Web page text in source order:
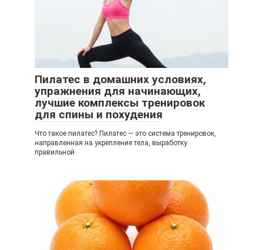
Пилатес в домашних условиях,
упражнения для начинающих,
лучшие комплексы тренировок
для спины и похудения
Что такое пилатес? Пилатес — это система тренировок,
направленная на укрепление тела, выработку
правильной